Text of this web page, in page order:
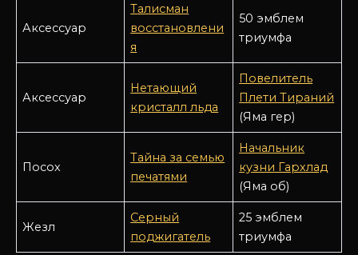
Аксессуар
Талисман
восстановлени
я
50 эмблем
триумфа
Аксессуар
Нетающий
кристалл льда
Повелитель
Плети Тираний
(Яма гер)
Посох
Тайна за семью
печатями
Начальник
кузни Гархлад
(Яма об)
Жезл
Серный
поджигатель
25 эмблем
триумфа